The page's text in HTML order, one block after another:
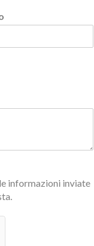
informazioni inviate